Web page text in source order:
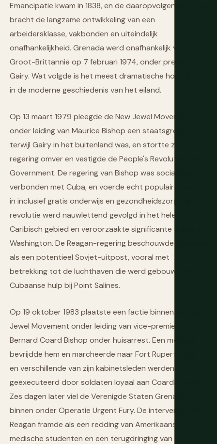
Emancipatie kwam in 1838, en de daaropvolgende eeuw
bracht de langzame ontwikkeling van een
arbeidersklasse, vakbonden en uiteindelijk
onafhankelijkheid. Grenada werd onafhankelijk van
Groot-Brittannië op 7 februari 1974, onder premier Eric
Gairy. Wat volgde is het meest dramatische hoofdstuk
in de moderne geschiedenis van het eiland.
Op 13 maart 1979 pleegde de New Jewel Movement
onder leiding van Maurice Bishop een staatsgreep
terwijl Gairy in het buitenland was, en stortte zijn
regering omver en vestigde de People's Revolutionary
Government. De regering van Bishop was socialistisch,
verbonden met Cuba, en voerde echt populaire beleid
in inclusief gratis onderwijs en gezondheidszorg. De
revolutie werd nauwlettend gevolgd in het hele
Caribisch gebied en veroorzaakte significante angst in
Washington. De Reagan-regering beschouwde Grenada
als een potentieel Sovjet-uitpost, vooral met
betrekking tot de luchthaven die werd gebouwd met
Cubaanse hulp bij Point Salines.
Op 19 oktober 1983 plaatste een factie binnen de New
Jewel Movement onder leiding van vice-premier
Bernard Coard Bishop onder huisarrest. Een menigte
bevrijdde hem en marcheerde naar Fort Rupert, waar hij
en verschillende van zijn kabinetsleden werden
geëxecuteerd door soldaten loyaal aan Coards factie.
Zes dagen later viel de Verenigde Staten Grenada
binnen onder Operatie Urgent Fury. De interventie, die
Reagan framde als een redding van Amerikaanse
medische studenten en een terugdringing van het